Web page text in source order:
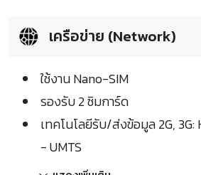
เครือข่าย (Network)
ใช้งาน Nano-SIM
รองรับ 2 ซิมการ์ด
เทคโนโลยีรับ/ส่งข้อมูล 2G, 3G:
- UMTS